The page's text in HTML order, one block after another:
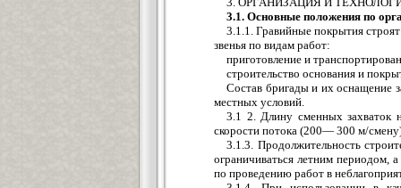
3.1. Основные положения по
3.1.1. Гравийные покрытия
звенья по видам работ:
приготовление и
строительство основания и
Состав бригады и их оснащение
местных условий.
3.1 2. Длину сменных захваток
скорости потока (200— 300 м/
3.1.3. Продолжительность
ограничиваться летним периодом,
по проведению работ в